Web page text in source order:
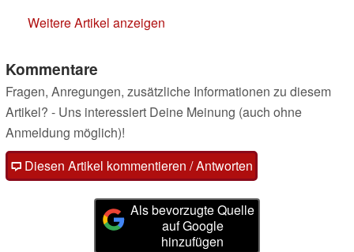
Weitere Artikel anzeigen
Kommentare
Fragen, Anregungen, zusätzliche Informationen zu diesem
Artikel? - Uns interessiert Deine Meinung (auch ohne
Anmeldung möglich)!
Diesen Artikel kommentieren / Antworten
Als bevorzugte Quelle
auf Google
hinzufügen